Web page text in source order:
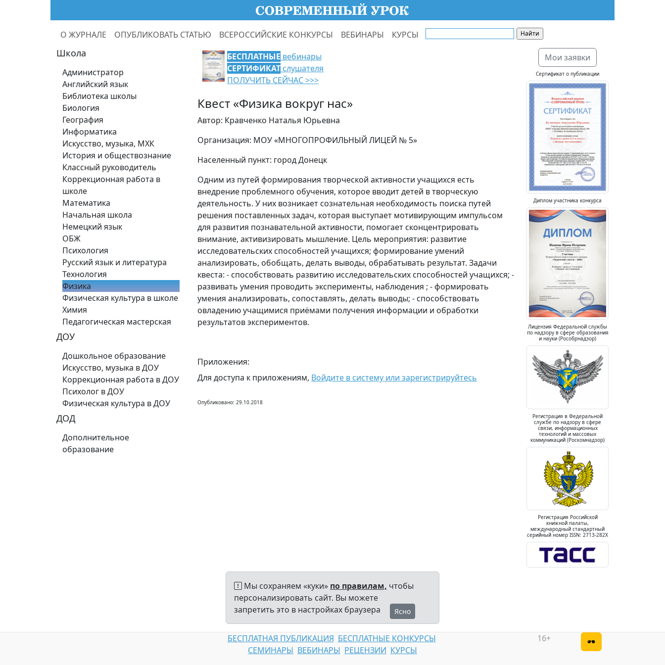
О ЖУРНАЛЕ ОПУБЛИКОВАТЬ СТАТЬЮ ВСЕРОССИЙСКИЕ КОНКУРСЫ ВЕБИНАРЫ КУРСЫ
Школа
Администратор
Английский язык
Библиотека школы
Биология
География
Информатика
Искусство, музыка, МХК
История и обществознание
Классный руководитель
Коррекционная работа в
школе
Математика
Начальная школа
Немецкий язык
ОБЖ
Психология
Русский язык и литература
Технология
Физика
Физическая культура в школе
Химия
Педагогическая мастерская
ДОУ
Дошкольное образование
Искусство, музыка в ДОУ
Коррекционная работа в ДОУ
Психолог в ДОУ
Физическая культура в ДОУ
ДОД
Дополнительное
образование
БЕСПЛАТНЫЕ вебинары
СЕРТИФИКАТ слушателя
ПОЛУЧИТЬ СЕЙЧАС >>>
Квест «Физика вокруг нас»
Автор: Кравченко Наталья Юрьевна
Организация: МОУ «МНОГОПРОФИЛЬНЫЙ ЛИЦЕЙ № 5»
Населенный пункт: город Донецк
Одним из путей формирования творческой активности учащихся есть
внедрение проблемного обучения, которое вводит детей в творческую
деятельность. У них возникает сознательная необходимость поиска путей
решения поставленных задач, которая выступает мотивирующим импульсом
для развития познавательной активности, помогает сконцентрировать
внимание, активизировать мышление. Цель мероприятия: развитие
исследовательских способностей учащихся; формирование умений
анализировать, обобщать, делать выводы, обрабатывать результат. Задачи
квеста: - способствовать развитию исследовательских способностей учащихся; -
развивать умения проводить эксперименты, наблюдения ; - формировать
умения анализировать, сопоставлять, делать выводы; - способствовать
овладению учащимися приёмами получения информации и обработки
результатов экспериментов.
Приложения:
Для доступа к приложениям, Войдите в систему или зарегистрируйтесь
Опубликовано: 29.10.2018
Мои заявки
Сертификат о публикации
Диплом участника конкурса
Лицензия Федеральной службы
по надзору в сфере образования
и науки (Рособрнадзор)
Регистрация в Федеральной
службе по надзору в сфере
связи, информационных
технологий и массовых
коммуникаций (Роскомнадзор)
Регистрация Российской
книжной палаты,
международный стандартный
серийный номер ISSN: 2713-282X
Мы сохраняем «куки» по правилам, чтобы
персонализировать сайт. Вы можете
запретить это в настройках браузера
Ясно
БЕСПЛАТНАЯ ПУБЛИКАЦИЯ БЕСПЛАТНЫЕ КОНКУРСЫ
СЕМИНАРЫ ВЕБИНАРЫ РЕЦЕНЗИИ КУРСЫ
16+